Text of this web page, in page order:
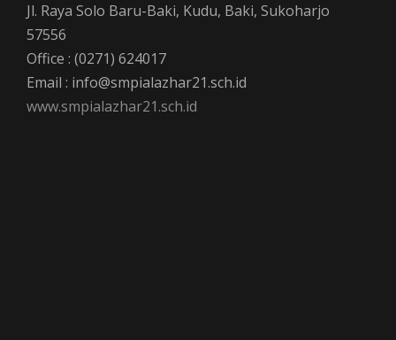
Jl. Raya Solo Baru-Baki, Kudu, Baki, Sukoharjo
57556
Office : (0271) 624017
Email : info@smpialazhar21.sch.id
www.smpialazhar21.sch.id